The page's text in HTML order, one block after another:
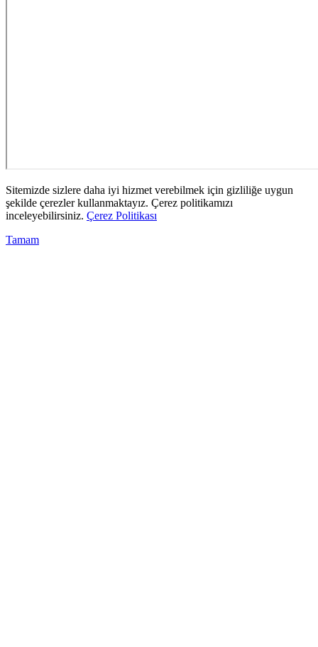
Sitemizde sizlere daha iyi hizmet verebilmek için gizliliğe uygun
şekilde çerezler kullanmaktayız. Çerez politikamızı
inceleyebilirsiniz. Çerez Politikası
Tamam